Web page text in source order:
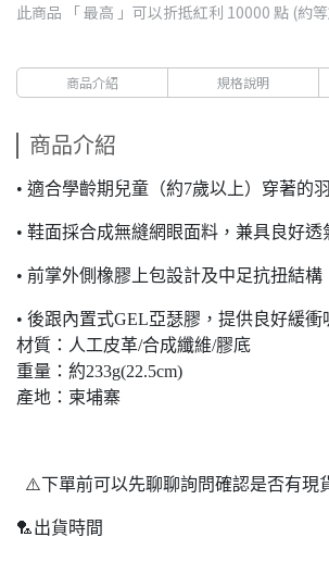
此商品 「 最高 」可以折抵紅利 10000 點 (約
商品介紹 規格說明
商品介紹
• 適合學齡期兒童（約7歲以上）穿著的
• 鞋面採合成無縫網眼面料，兼具良好透
• 前掌外側橡膠上包設計及中足抗扭結構
• 後跟內置式GEL亞瑟膠，提供良好緩衝
材質：人工皮革/合成纖維/膠底
重量：約233g(22.5cm)
產地：柬埔寨
⚠️下單前可以先聊聊詢問確認是否有現
🏸出貨時間